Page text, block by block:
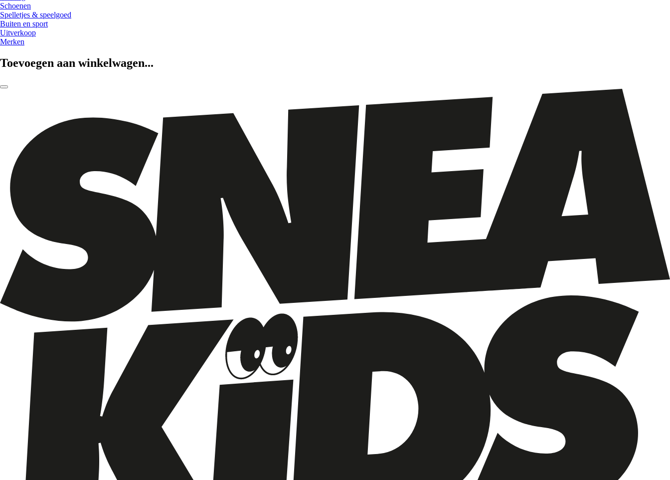
Schoenen
Spelletjes & speelgoed
Buiten en sport
Uitverkoop
Merken
Toevoegen aan winkelwagen...